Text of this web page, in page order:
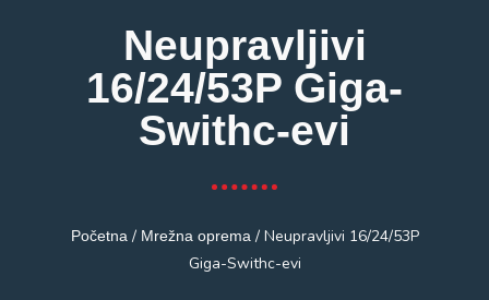
Neupravljivi
16/24/53P Giga-
Swithc-evi
Početna/ Mrežna oprema/ Neupravljivi 16/24/53P
Giga-Swithc-evi